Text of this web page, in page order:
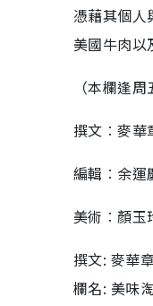
憑藉其個
美國牛肉
（本欄逢周
撰文︰麥華
編輯︰余運
美術︰顏玉
撰文: 麥華
欄名: 美味